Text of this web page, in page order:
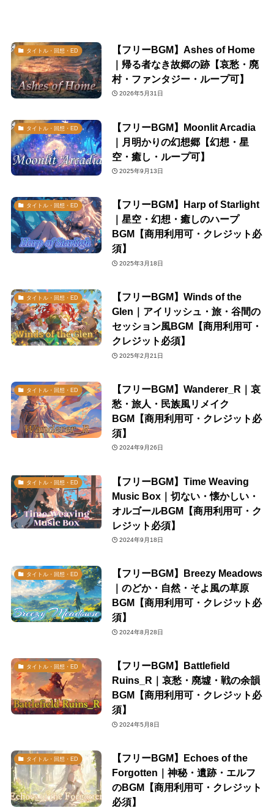
タイトル・回想・ED
【フリーBGM】Ashes of Home
｜帰る者なき故郷の跡【哀愁・廃
村・ファンタジー・ループ可】
2026年5月31日
タイトル・回想・ED
【フリーBGM】Moonlit Arcadia
｜月明かりの幻想郷【幻想・星
空・癒し・ループ可】
2025年9月13日
タイトル・回想・ED
【フリーBGM】Harp of Starlight
｜星空・幻想・癒しのハープ
BGM【商用利用可・クレジット必
須】
2025年3月18日
タイトル・回想・ED
【フリーBGM】Winds of the
Glen｜アイリッシュ・旅・谷間の
セッション風BGM【商用利用可・
クレジット必須】
2025年2月21日
タイトル・回想・ED
【フリーBGM】Wanderer_R｜哀
愁・旅人・民族風リメイク
BGM【商用利用可・クレジット必
須】
2024年9月26日
タイトル・回想・ED
【フリーBGM】Time Weaving
Music Box｜切ない・懐かしい・
オルゴールBGM【商用利用可・ク
レジット必須】
2024年9月18日
タイトル・回想・ED
【フリーBGM】Breezy Meadows
｜のどか・自然・そよ風の草原
BGM【商用利用可・クレジット必
須】
2024年8月28日
タイトル・回想・ED
【フリーBGM】Battlefield
Ruins_R｜哀愁・廃墟・戦の余韻
BGM【商用利用可・クレジット必
須】
2024年5月8日
タイトル・回想・ED
【フリーBGM】Echoes of the
Forgotten｜神秘・遺跡・エルフ
のBGM【商用利用可・クレジット
必須】